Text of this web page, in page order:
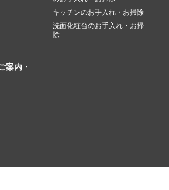
キッチンのお手入れ・お掃除
洗面化粧台のお手入れ・お掃
除
案内・